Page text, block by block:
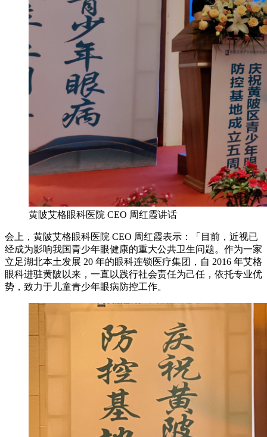
黄陂艾格眼科医院 CEO 周红霞讲话
会上，黄陂艾格眼科医院 CEO 周红霞表示：「目前，近视已
经成为影响我国青少年眼健康的重大公共卫生问题。作为一家
立足湖北本土发展 20 年的眼科连锁医疗集团，自 2016 年艾格
眼科进驻黄陂以来，一直以践行社会责任为己任，依托专业优
势，致力于儿童青少年眼病防控工作。